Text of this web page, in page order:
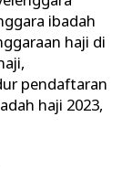
ibadah
haji di
,
pendaftaran
haji 2023,